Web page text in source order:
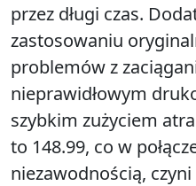
przez długi czas.
zastosowaniu
problemów z
nieprawidłowym
szybkim zużyciem
to 148.99, co w
niezawodnością,